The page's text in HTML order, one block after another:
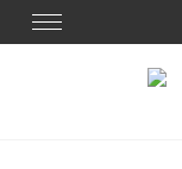
Skip
to
Toggle
navigation